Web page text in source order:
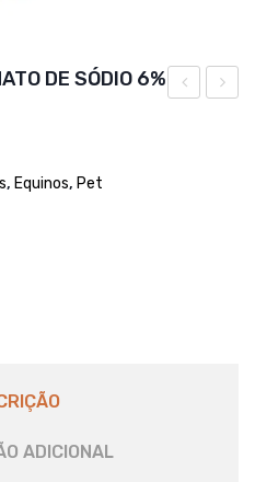
DE SÓDIO 6%
, Equinos, Pet
ADICIONAL